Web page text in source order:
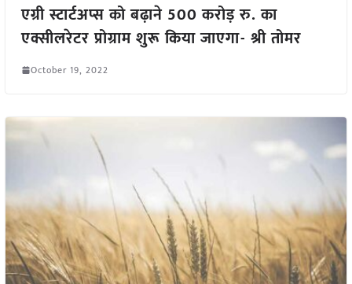
एग्री स्टार्टअप्स को बढ़ाने 500 करोड़ रु. का
एक्सीलरेटर प्रोग्राम शुरू किया जाएगा- श्री तोमर
October 19, 2022